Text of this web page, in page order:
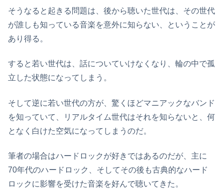
そうなると起きる問題は、後から聴いた世代は、その世代
が誰しも知っている音楽を意外に知らない、ということが
あり得る。
すると若い世代は、話についていけなくなり、輪の中で孤
立した状態になってしまう。
そして逆に若い世代の方が、驚くほどマニアックなバンド
を知っていて、リアルタイム世代はそれを知らないと、何
となく白けた空気になってしまうのだ。
筆者の場合はハードロックが好きではあるのだが、主に
70年代のハードロック、そしてその後も古典的なハード
ロックに影響を受けた音楽を好んで聴いてきた。